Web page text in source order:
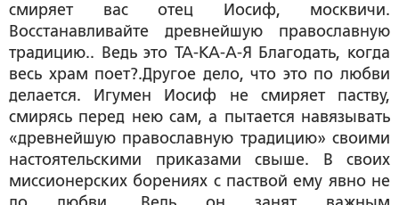
смиряет вас отец Иосиф, москвичи.
Восстанавливайте древнейшую православную
традицию.. Ведь это ТА-КА-А-Я Благодать, когда
весь храм поет?.Другое дело, что это по любви
делается. Игумен Иосиф не смиряет паству,
смирясь перед нею сам, а пытается навязывать
«древнейшую православную традицию» своими
настоятельскими приказами свыше. В своих
миссионерских борениях с паствой ему явно не